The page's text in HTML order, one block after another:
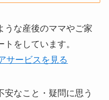
うな産後のママやご家
をしています。
サービスを見る
安なこと・疑問に思う